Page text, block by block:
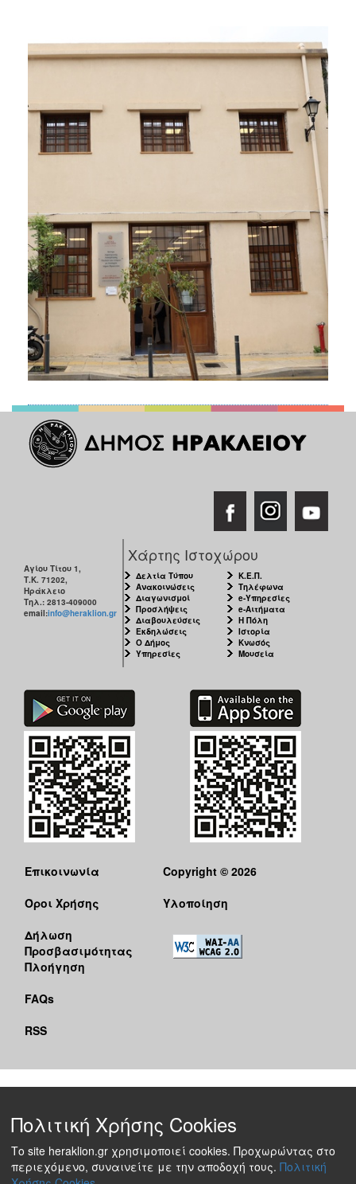
Αγίου Τίτου 1,
Τ.Κ. 71202,
Ηράκλειο
Τηλ.: 2813-409000
email:info@heraklion.gr
Χάρτης Ιστοχώρου
Δελτία Τύπου
Ανακοινώσεις
Διαγωνισμοί
Προσλήψεις
Διαβουλεύσεις
Εκδηλώσεις
Ο Δήμος
Υπηρεσίες
Κ.Ε.Π.
Τηλέφωνα
e-Υπηρεσίες
e-Αιτήματα
Η Πόλη
Ιστορία
Κνωσός
Μουσεία
Επικοινωνία
Όροι Χρήσης
Δήλωση
Προσβασιμότητας
Πλοήγηση
FAQs
RSS
Copyright © 2026
Υλοποίηση
Πολιτική Χρήσης Cookies
Το site heraklion.gr χρησιμοποιεί cookies. Προχωρώντας στο
περιεχόμενο, συναινείτε με την αποδοχή τους. Πολιτική